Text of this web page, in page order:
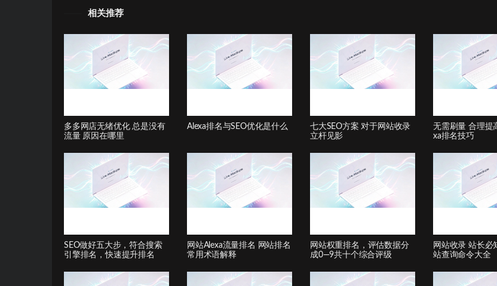
相关推荐
多多网店无绪优化 总是没有
流量 原因在哪里
Alexa排名与SEO优化是什么
七大SEO方案 对于网站收录
立杆见影
无需刷量 合理提
xa排名技巧
SEO做好五大步，符合搜索
引擎排名，快速提升排名
网站Alexa流量排名 网站排名
常用术语解释
网站权重排名，评估数据分
成0—9共十个综合评级
网站收录 站长必
站查询命令大全